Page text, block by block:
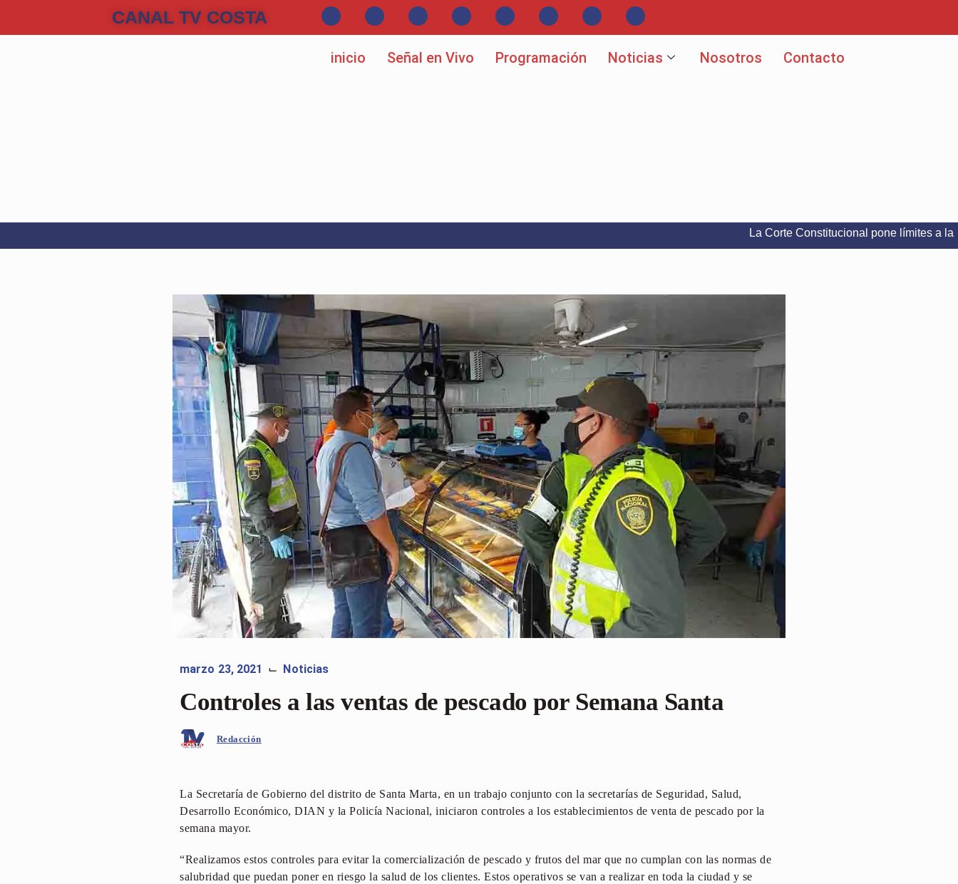
CANAL TV COSTA
inicio Señal en Vivo Programación Noticias Nosotros Contacto
La Corte Constitucional pone límites a la libertad
marzo 23, 2021 ⌙ Noticias
Controles a las ventas de pescado por Semana Santa
Redacción
La Secretaría de Gobierno del distrito de Santa Marta, en un trabajo conjunto con la secretarías de Seguridad, Salud,
Desarrollo Económico, DIAN y la Policía Nacional, iniciaron controles a los establecimientos de venta de pescado por la
semana mayor.
“Realizamos estos controles para evitar la comercialización de pescado y frutos del mar que no cumplan con las normas de
salubridad que puedan poner en riesgo la salud de los clientes. Estos operativos se van a realizar en toda la ciudad y se